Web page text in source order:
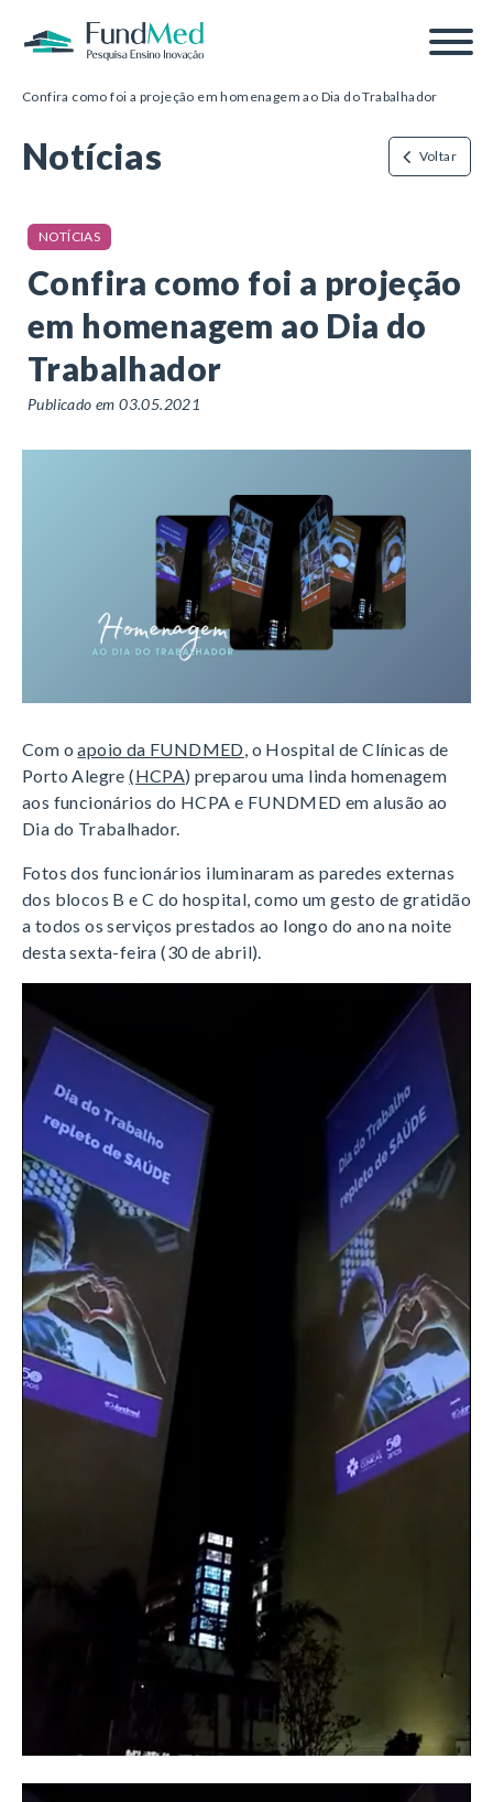
Confira como foi a projeção em homenagem ao Dia do Trabalhador
Notícias Voltar
NOTÍCIAS
Confira como foi a projeção
em homenagem ao Dia do
Trabalhador
Publicado em 03.05.2021
Com oapoio da FUNDMED , o Hospital de Clínicas de
Porto Alegre(HCPA) preparou uma linda homenagem
aos funcionários do HCPA e FUNDMED em alusão ao
Dia do Trabalhador.
Fotos dos funcionários iluminaram as paredes externas
dos blocos B e C do hospital, como um gesto de gratidão
a todos os serviços prestados ao longo do ano na noite
desta sexta-feira (30 de abril).